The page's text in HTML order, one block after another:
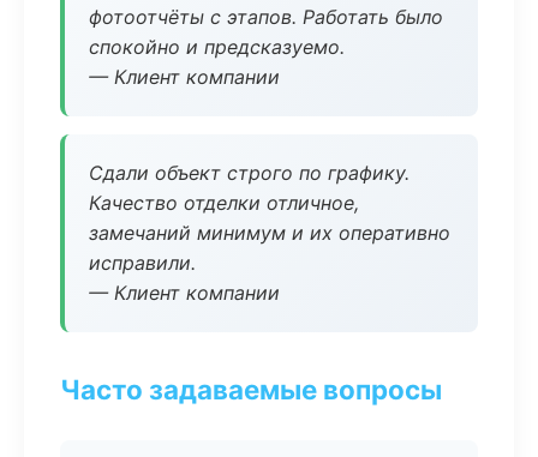
фотоотчёты с этапов. Работать было
спокойно и предсказуемо.
— Клиент компании
Сдали объект строго по графику.
Качество отделки отличное,
замечаний минимум и их оперативно
исправили.
— Клиент компании
Часто задаваемые вопросы